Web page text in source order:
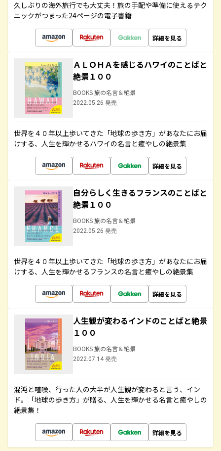
久しぶりの海外旅行でも大丈夫！旅の手配や準備に使えるテク
ニックがつまった24ページの電子書籍
詳細を見る
ＡＬＯＨＡを感じるハワイのことばと
絶景１００
BOOKS 旅の名言＆絶景
2022.05.26 発売
世界を４０年以上歩いてきた「地球の歩き方」があなたにお届
けする、人生を輝かせるハワイの名言と癒やしの絶景集
詳細を見る
自分らしく生きるフランスのことばと
絶景１００
BOOKS 旅の名言＆絶景
2022.05.26 発売
世界を４０年以上歩いてきた「地球の歩き方」があなたにお届
けする、人生を輝かせるフランスの名言と癒やしの絶景集
詳細を見る
人生観が変わるインドのことばと絶景
１００
BOOKS 旅の名言＆絶景
2022.07.14 発売
混沌と喧噪、行った人の大半が人生観が変わると言う、イン
ド。「地球の歩き方」が贈る、人生を輝かせる名言と癒やしの
絶景集！
詳細を見る